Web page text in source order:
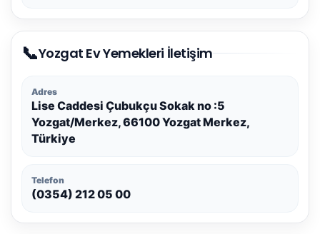
📞Yozgat Ev Yemekleri İletişim
Adres
Lise Caddesi Çubukçu Sokak no :5
Yozgat/Merkez, 66100 Yozgat Merkez,
Türkiye
Telefon
(0354) 212 05 00